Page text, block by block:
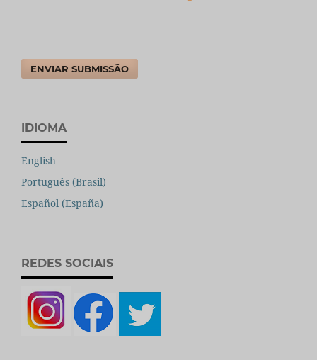
ENVIAR SUBMISSÃO
IDIOMA
English
Português (Brasil)
Español (España)
REDES SOCIAIS